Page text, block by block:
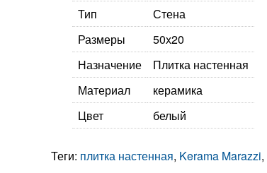
Тип
Стена
Размеры
50х20
Назначение
Плитка настенная
Материал
керамика
Цвет
белый
Теги: плитка настенная, Kerama Marazzi,